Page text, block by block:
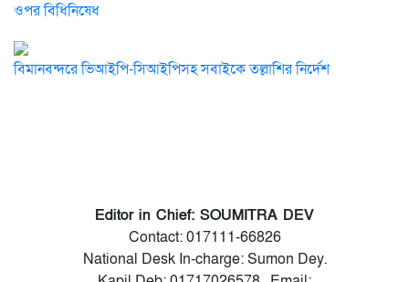
ওপর বিধিনিষেধ
বিমানবন্দরে ভিআইপি-সিআইপিসহ সবাইকে তল্লাশির নির্দেশ
Editor in Chief: SOUMITRA DEV
Contact: 017111-66826
National Desk In-charge: Sumon Dey.